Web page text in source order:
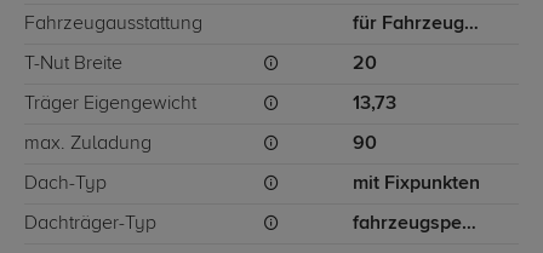
Fahrzeugausstattung für Fahrzeuge mit Fixpunkten
T-Nut Breite 20
Träger Eigengewicht 13,73
max. Zuladung 90
Dach-Typ mit Fixpunkten
Dachträger-Typ fahrzeugspezifisch